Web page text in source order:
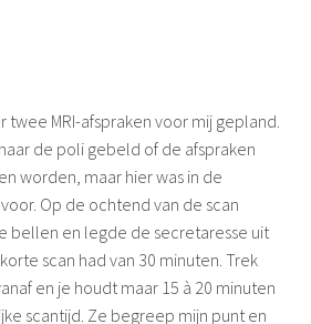
twee MRI-afspraken voor mij gepland.
de poli gebeld of de afspraken
worden, maar hier was in de
Op de ochtend van de scan
bellen en legde de secretaresse uit
scan had van 30 minuten. Trek
en je houdt maar 15 à 20 minuten
scantijd. Ze begreep mijn punt en